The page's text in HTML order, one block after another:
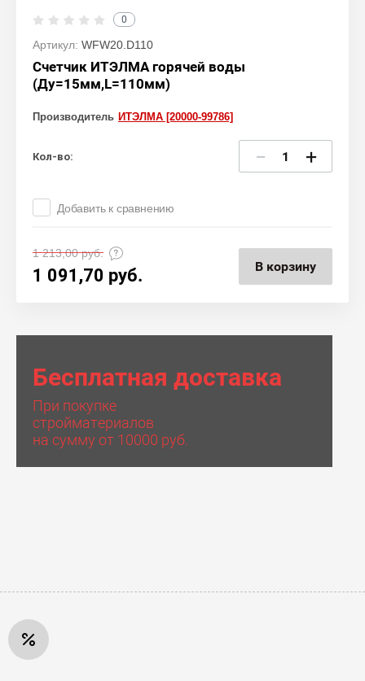
Бесплатная доставка
При покупке
стройматериалов
на сумму от 10000 руб.
0
Артикул: WFW20.D110
Счетчик ИТЭЛМА горячей воды
(Ду=15мм,L=110мм)
Производитель ИТЭЛМА [20000-99786]
Кол-во: − +
Добавить к сравнению
1 213,00руб.
1 091,70 руб. В корзину